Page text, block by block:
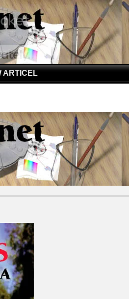
ARTICEL
| Curhat Cintia Untuk Saudaranya
| Curhat Cintia Untuk